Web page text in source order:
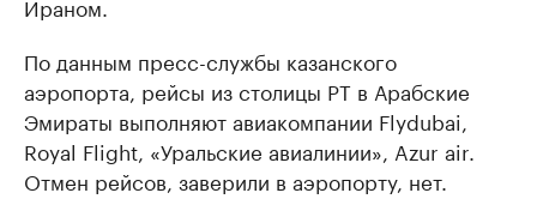
По данным пресс-службы казанского
аэропорта, рейсы из столицы РТ в Арабские
Эмираты выполняют авиакомпании Flydubai,
Royal Flight, «Уральские авиалинии», Azur air.
Отмен рейсов, заверили в аэропорту, нет.